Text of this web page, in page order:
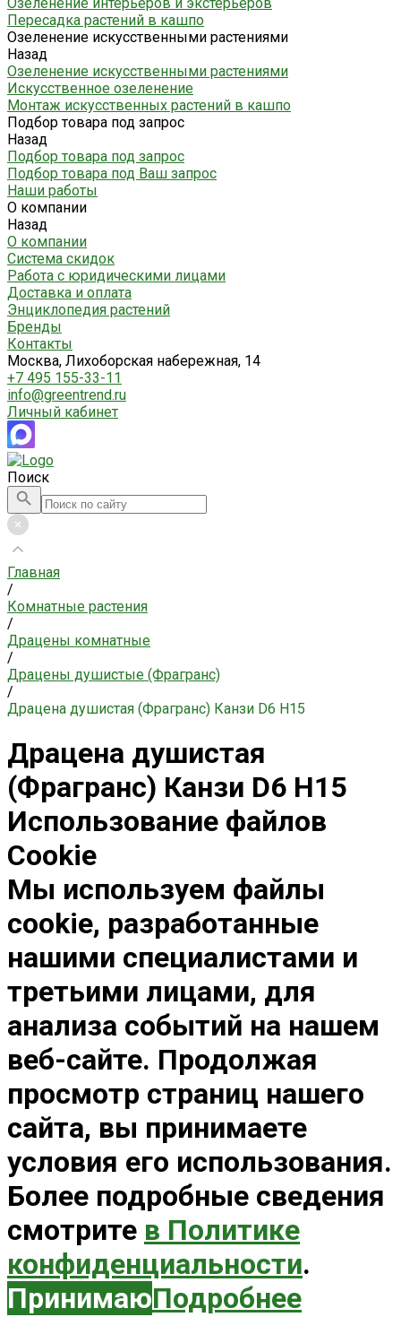
Пересадка растений в кашпо
Озеленение искусственными растениями
Назад
Озеленение искусственными растениями
Искусственное озеленение
Монтаж искусственных растений в кашпо
Подбор товара под запрос
Назад
Подбор товара под запрос
Подбор товара под Ваш запрос
Наши работы
О компании
Назад
О компании
Система скидок
Работа с юридическими лицами
Доставка и оплата
Энциклопедия растений
Бренды
Контакты
Москва, Лихоборская набережная, 14
+7 495 155-33-11
info@greentrend.ru
Личный кабинет
Поиск
Главная
/
Комнатные растения
/
Драцены комнатные
/
Драцены душистые (Фрагранс)
/
Драцена душистая (Фрагранс) Канзи D6 H15
Драцена душистая
(Фрагранс) Канзи D6 H15
Использование файлов
Cookie
Мы используем файлы
cookie, разработанные
нашими специалистами и
третьими лицами, для
анализа событий на нашем
веб-сайте. Продолжая
просмотр страниц нашего
сайта, вы принимаете
условия его использования.
Более подробные сведения
смотрите в Политике
конфиденциальности.
ПринимаюПодробнее